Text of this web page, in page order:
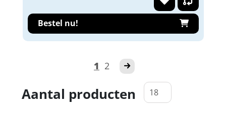
Bestel nu!
1 2
Aantal producten